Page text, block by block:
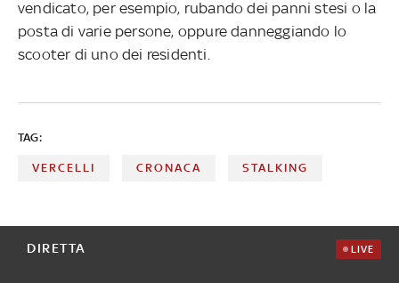
vendicato, per esempio, rubando dei panni stesi o la
posta di varie persone, oppure danneggiando lo
scooter di uno dei residenti.
TAG:
VERCELLI CRONACA STALKING
DIRETTA LIVE